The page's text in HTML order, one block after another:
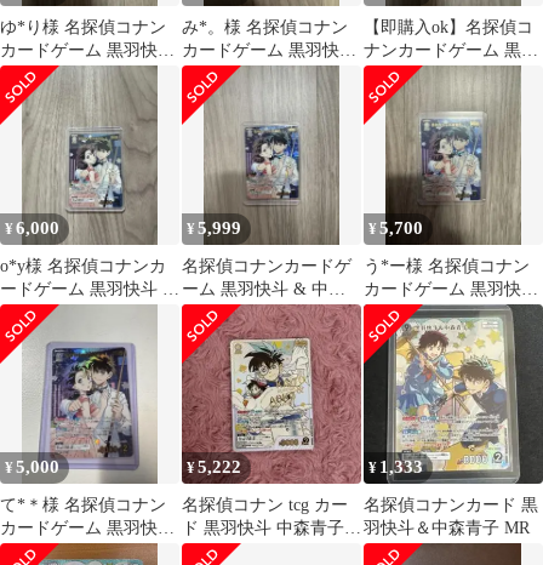
ゆ*り様 名探偵コナン
カードゲーム 黒羽快斗
& 中森青子 MRP
み*。様 名探偵コナン
カードゲーム 黒羽快斗
& 中森青子 MRP
【即購入ok】名探偵コ
ナンカードゲーム 黒羽
快斗 & 中森青子 MRP
¥6,000
o*y様 名探偵コナンカ
ードゲーム 黒羽快斗 &
中森青子 MRP
¥5,999
名探偵コナンカードゲ
ーム 黒羽快斗 & 中森
青子 MRP
¥5,700
う*ー様 名探偵コナン
カードゲーム 黒羽快斗
& 中森青子 MRP
¥5,000
て*＊様 名探偵コナン
カードゲーム 黒羽快斗
& 中森青子 MRP
¥5,222
名探偵コナン tcg カー
ド 黒羽快斗 中森青子
mrcp
¥ 1,333
名探偵コナンカード 黒
羽快斗＆中森青子 MR